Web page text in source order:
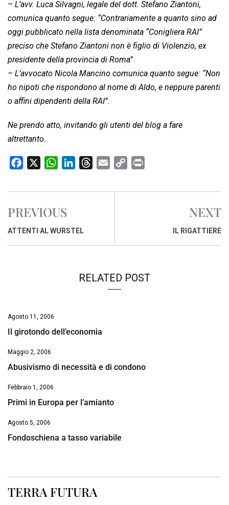
– L’avv. Luca Silvagni, legale del dott. Stefano Ziantoni,
comunica quanto segue: “Contrariamente a quanto sino ad
oggi pubblicato nella lista denominata “Conigliera RAI”
preciso che Stefano Ziantoni non è figlio di Violenzio, ex
presidente della provincia di Roma”
– L’avvocato Nicola Mancino comunica quanto segue: “Non
ho nipoti che rispondono al nome di Aldo, e neppure parenti
o affini dipendenti della RAI”.
Ne prendo atto, invitando gli utenti del blog a fare
altrettanto.
c
b
o
W
a
s
A
n
d
r
a
p
i
PREVIOUS
ATTENTI AL WURSTEL
NEXT
IL RIGATTIERE
RELATED POST
Agosto 11, 2006
Il girotondo dell’economia
Maggio 2, 2006
Abusivismo di necessità e di condono
Febbraio 1, 2006
Primi in Europa per l’amianto
Agosto 5, 2006
Fondoschiena a tasso variabile
TERRA FUTURA